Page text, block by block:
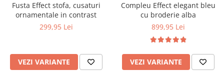
Fusta Effect stofa, cusaturi
ornamentale in contrast
299,95 Lei
VEZI VARIANTE
Compleu Effect elegant bleu
cu broderie alba
899,95 Lei
VEZI VARIANTE